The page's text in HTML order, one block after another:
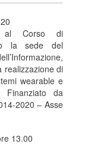
al Corso di
la sede del
realizzazione di
wearable e
Finanziato da
2020 – Asse
13.00